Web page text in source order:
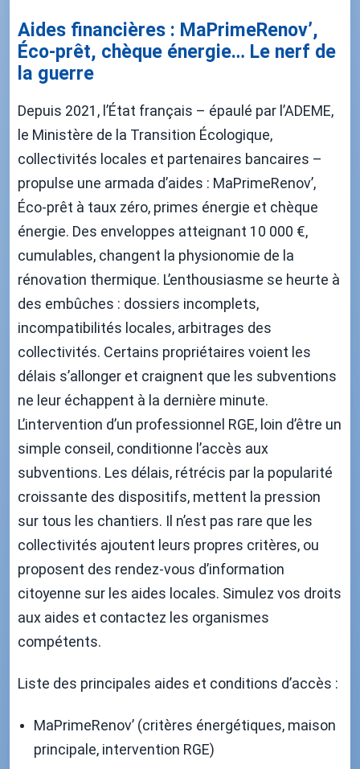
Aides financières : MaPrimeRenov’,
Éco-prêt, chèque énergie… Le nerf de
la guerre
Depuis 2021, l’État français – épaulé par l’ADEME,
le Ministère de la Transition Écologique,
collectivités locales et partenaires bancaires –
propulse une armada d’aides : MaPrimeRenov’,
Éco-prêt à taux zéro, primes énergie et chèque
énergie. Des enveloppes atteignant 10 000 €,
cumulables, changent la physionomie de la
rénovation thermique. L’enthousiasme se heurte à
des embûches : dossiers incomplets,
incompatibilités locales, arbitrages des
collectivités. Certains propriétaires voient les
délais s’allonger et craignent que les subventions
ne leur échappent à la dernière minute.
L’intervention d’un professionnel RGE, loin d’être un
simple conseil, conditionne l’accès aux
subventions. Les délais, rétrécis par la popularité
croissante des dispositifs, mettent la pression
sur tous les chantiers. Il n’est pas rare que les
collectivités ajoutent leurs propres critères, ou
proposent des rendez-vous d’information
citoyenne sur les aides locales. Simulez vos droits
aux aides et contactez les organismes
compétents.
Liste des principales aides et conditions d’accès :
MaPrimeRenov’ (critères énergétiques, maison
principale, intervention RGE)